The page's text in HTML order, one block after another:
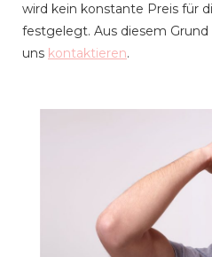
wird kein konstante Preis für
festgelegt. Aus diesem Grund
uns kontaktieren.